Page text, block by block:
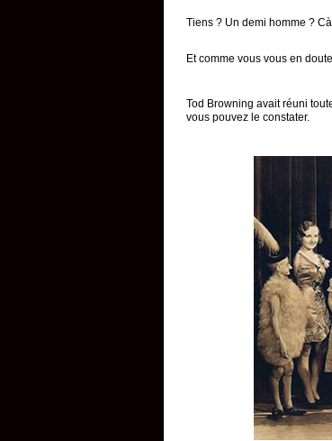
Tiens ? Un demi homme ?
Et comme vous vous en
Tod Browning avait réuni
vous pouvez le constater.